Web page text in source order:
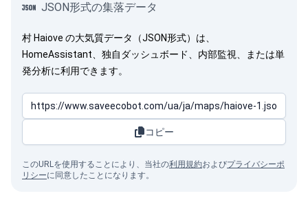
JSON形式の集落データ
村 Haiove の大気質データ（JSON形式）は、
HomeAssistant、独自ダッシュボード、内部監視、または単
発分析に利用できます。
コピー
このURLを使用することにより、当社の利用規約およびプライバシーポ
リシーに同意したことになります。